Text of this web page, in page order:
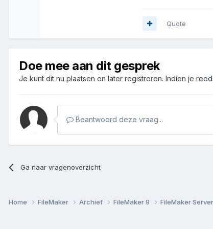
Quote
Doe mee aan dit gesprek
Je kunt dit nu plaatsen en later registreren. Indien je
Beantwoord deze vraag...
Ga naar vragenoverzicht
Home FileMaker Archief FileMaker 9 FileMaker